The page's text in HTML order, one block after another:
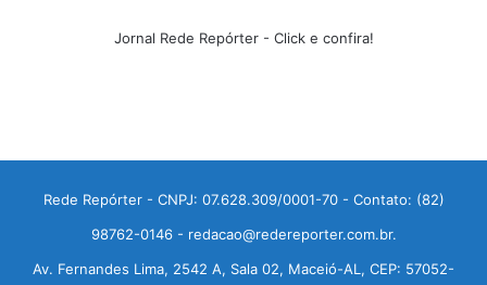
Jornal Rede Repórter - Click e confira!
Rede Repórter - CNPJ: 07.628.309/0001-70 - Contato: (82)
98762-0146 - redacao@redereporter.com.br.
Av. Fernandes Lima, 2542 A, Sala 02, Maceió-AL, CEP: 57052-